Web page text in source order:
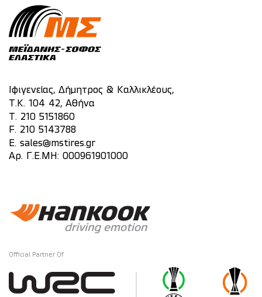
Ιφιγενείας, Δήμητρος & Καλλικλέους,
Τ.Κ. 104 42, Αθήνα
T. 210 5151860
F. 210 5143788
E. sales@mstires.gr
Αρ. Γ.Ε.ΜΗ: 000961901000
Official Partner Of